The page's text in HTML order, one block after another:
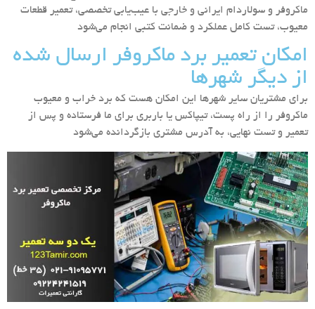
ماکروفر و سولاردام ایرانی و خارجی با عیب‌یابی تخصصی، تعمیر قطعات
معیوب، تست کامل عملکرد و ضمانت کتبی انجام می‌شود
امکان تعمیر برد ماکروفر ارسال شده
از دیگر شهرها
برای مشتریان سایر شهرها این امکان هست که برد خراب و معیوب
ماکروفر را از راه پست، تیپاکس یا باربری برای ما فرستاده و پس از
تعمیر و تست نهایی، به آدرس مشتری بازگردانده می‌شود